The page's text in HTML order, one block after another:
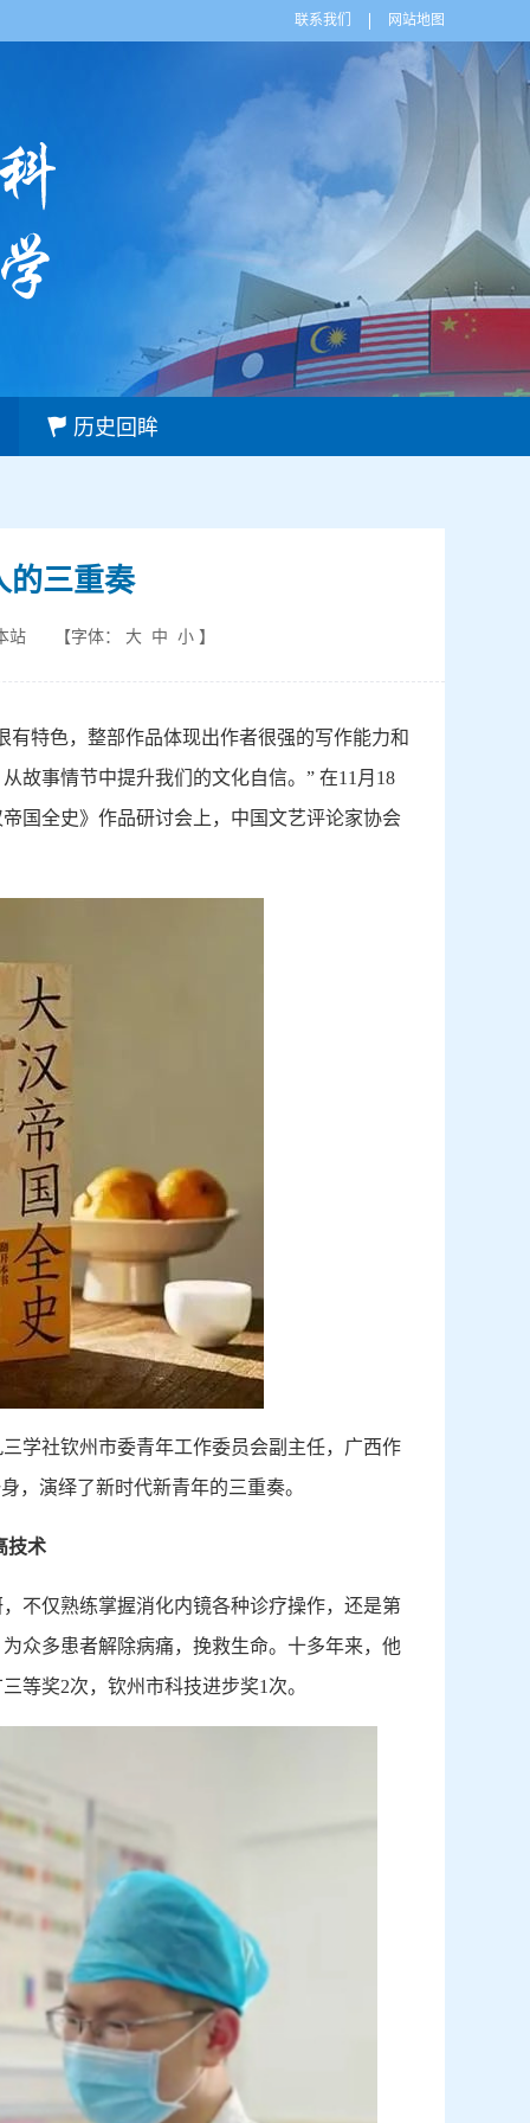
联系我们 网站地图
历史回眸
的三重奏
站 【字体： 大 中 小 】
特色，整部作品体现出作者很强的写作能力和
故事情节中提升我们的文化自信。” 在11月18
国全史》作品研讨会上，中国文艺评论家协会
学社钦州市委青年工作委员会副主任，广西作
，演绎了新时代新青年的三重奏。
技术
不仅熟练掌握消化内镜各种诊疗操作，还是第
众多患者解除病痛，挽救生命。十多年来，他
等奖2次，钦州市科技进步奖1次。